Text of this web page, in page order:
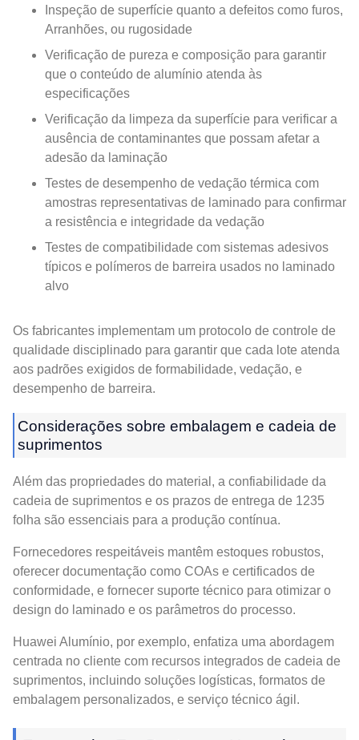
Inspeção de superfície quanto a defeitos como furos,
Arranhões, ou rugosidade
Verificação de pureza e composição para garantir
que o conteúdo de alumínio atenda às
especificações
Verificação da limpeza da superfície para verificar a
ausência de contaminantes que possam afetar a
adesão da laminação
Testes de desempenho de vedação térmica com
amostras representativas de laminado para confirmar
a resistência e integridade da vedação
Testes de compatibilidade com sistemas adesivos
típicos e polímeros de barreira usados ​​no laminado
alvo
Os fabricantes implementam um protocolo de controle de
qualidade disciplinado para garantir que cada lote atenda
aos padrões exigidos de formabilidade, vedação, e
desempenho de barreira.
Considerações sobre embalagem e cadeia de
suprimentos
Além das propriedades do material, a confiabilidade da
cadeia de suprimentos e os prazos de entrega de 1235
folha são essenciais para a produção contínua.
Fornecedores respeitáveis ​​mantêm estoques robustos,
oferecer documentação como COAs e certificados de
conformidade, e fornecer suporte técnico para otimizar o
design do laminado e os parâmetros do processo.
Huawei Alumínio, por exemplo, enfatiza uma abordagem
centrada no cliente com recursos integrados de cadeia de
suprimentos, incluindo soluções logísticas, formatos de
embalagem personalizados, e serviço técnico ágil.